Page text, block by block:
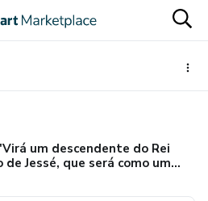
um descendente do Rei
de Jessé, que será como um
surge das raízes." (Isaías 11:1)